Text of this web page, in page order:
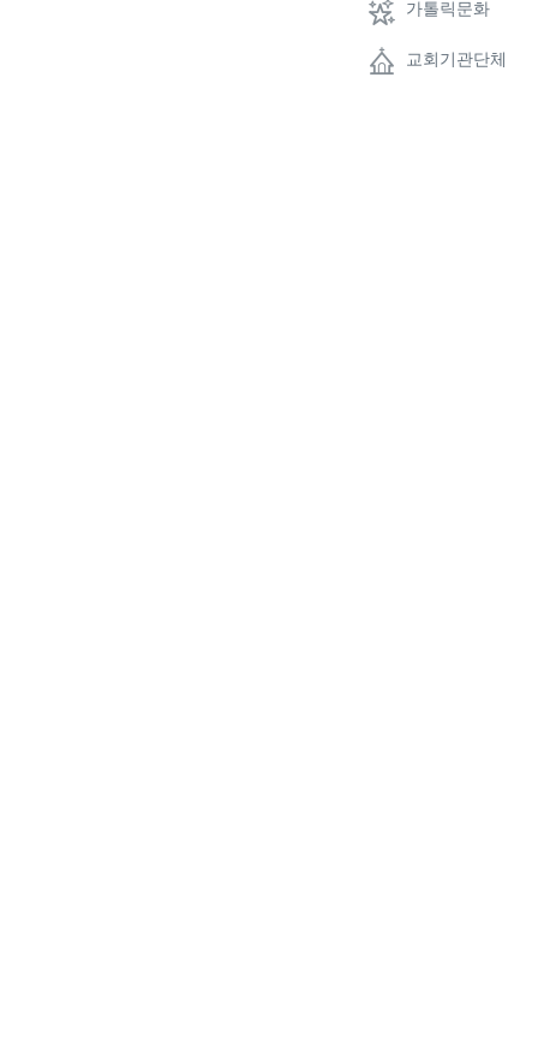
가톨릭문화
교회기관단체